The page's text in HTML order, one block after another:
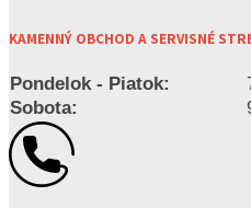
KAMENNÝ OBCHOD A SERVISNÉ
Pondelok - Piatok:
Sobota: